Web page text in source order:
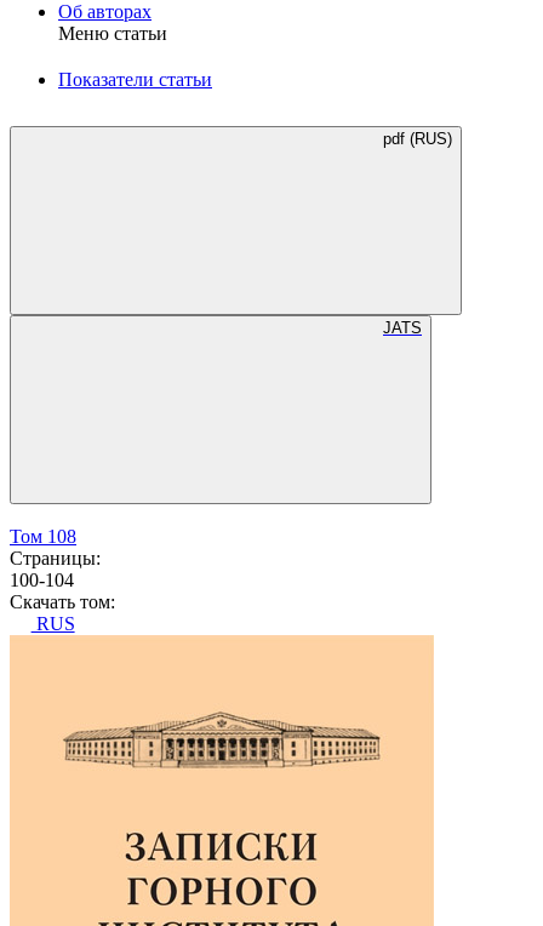
Об авторах
Меню статьи
Показатели статьи
pdf (RUS)
JATS
Том 108
Страницы:
100-104
Скачать том:
RUS